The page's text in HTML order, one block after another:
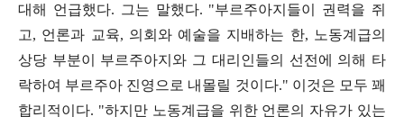
대해 언급했다. 그는 말했다. "부르주아지들이 권력을 쥐
고, 언론과 교육, 의회와 예술을 지배하는 한, 노동계급의
상당 부분이 부르주아지와 그 대리인들의 선전에 의해 타
락하여 부르주아 진영으로 내몰릴 것이다." 이것은 모두 꽤
합리적이다. "하지만 노동계급을 위한 언론의 자유가 있는